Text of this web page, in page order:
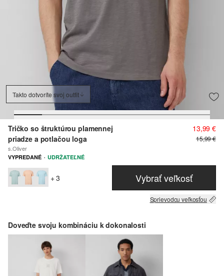
Takto dotvoríte svoj outfit
Tričko so štruktúrou plamennej
priadze a potlačou loga
s.Oliver
13,99 €
15,99 €
VYPREDANÉ · UDRŽATEĽNÉ
+ 3 Vybrať veľkosť
Sprievodcu veľkosťou
Doveďte svoju kombináciu k dokonalosti